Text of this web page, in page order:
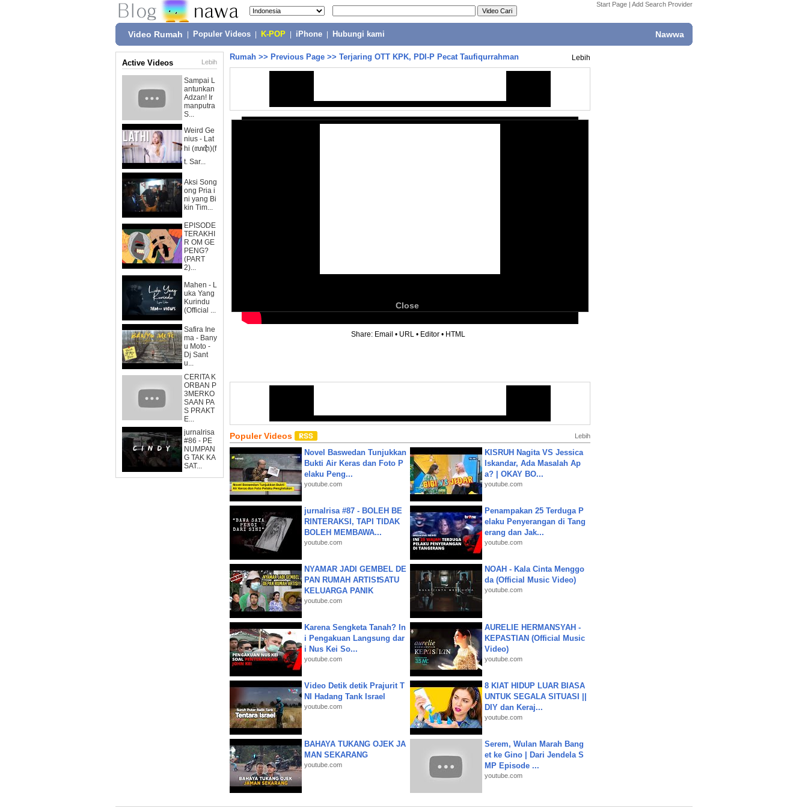
Start Page | Add Search Provider
Video Rumah Populer Videos K-POP iPhone Hubungi kami Nawwa
Active Videos Lebih
Sampai L
antunkan
Adzan! Ir
manputra
S...
Weird Ge
nius - Lat
hi (ꦭꦛꦶ)(f
t. Sar...
Aksi Song
ong Pria i
ni yang Bi
kin Tim...
EPISODE
TERAKHI
R OM GE
PENG?
(PART
2)...
Mahen - L
uka Yang
Kurindu
(Official ...
Safira Ine
ma - Bany
u Moto -
Dj Sant
u...
CERITA K
ORBAN P
3MERKO
SAAN PA
S PRAKT
E...
jurnalrisa
#86 - PE
NUMPAN
G TAK KA
SAT...
Rumah >> Previous Page >> Terjaring OTT KPK, PDI-P Pecat Taufiqurrahman Lebih
Close
Share: Email • URL • Editor • HTML
Populer Videos Lebih
Novel Baswedan Tunjukkan
Bukti Air Keras dan Foto P
elaku Peng...
youtube.com
KISRUH Nagita VS Jessica
Iskandar, Ada Masalah Ap
a? | OKAY BO...
youtube.com
jurnalrisa #87 - BOLEH BE
RINTERAKSI, TAPI TIDAK
BOLEH MEMBAWA...
youtube.com
Penampakan 25 Terduga P
elaku Penyerangan di Tang
erang dan Jak...
youtube.com
NYAMAR JADI GEMBEL DE
PAN RUMAH ARTIS❗SATU
KELUARGA PANIK
youtube.com
NOAH - Kala Cinta Menggo
da (Official Music Video)
youtube.com
Karena Sengketa Tanah? In
i Pengakuan Langsung dar
i Nus Kei So...
youtube.com
AURELIE HERMANSYAH -
KEPASTIAN (Official Music
Video)
youtube.com
Video Detik detik Prajurit T
NI Hadang Tank Israel
youtube.com
8 KIAT HIDUP LUAR BIASA
UNTUK SEGALA SITUASI ||
DIY dan Keraj...
youtube.com
BAHAYA TUKANG OJEK JA
MAN SEKARANG
youtube.com
Serem, Wulan Marah Bang
et ke Gino | Dari Jendela S
MP Episode ...
youtube.com